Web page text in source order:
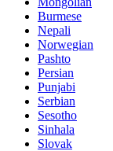
Burmese
Nepali
Norwegian
Pashto
Persian
Punjabi
Serbian
Sesotho
Sinhala
Slovak